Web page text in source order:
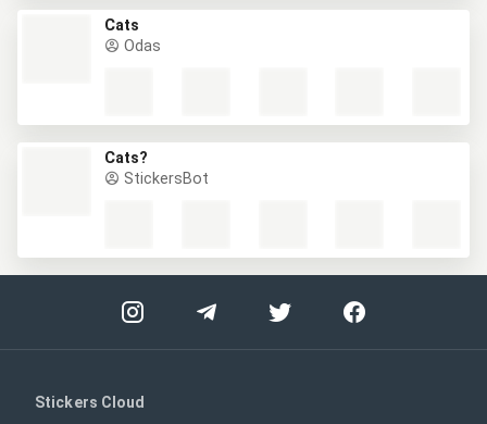
Cats
Odas
Cats?
StickersBot
Stickers Cloud